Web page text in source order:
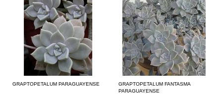
GRAPTOPETALUM PARAGUAYENSE
GRAPTOPETALUM FANTASMA
PARAGUAYENSE